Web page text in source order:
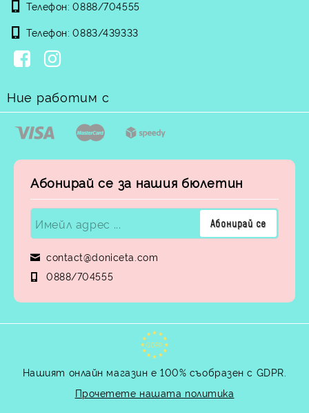
Телефон: 0888/704555
Телефон: 0883/439333
Ние работим с
Абонирай се за нашия бюлетин
contact@doniceta.com
0888/704555
GDPR
Нашият онлайн магазин е 100% съобразен с GDPR.
Прочетете нашата политика